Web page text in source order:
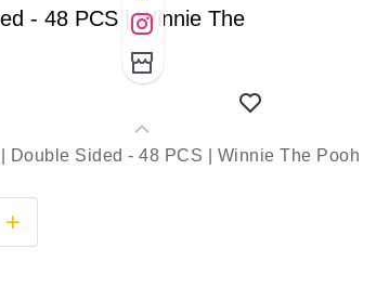
- 48 PCS | Winnie The